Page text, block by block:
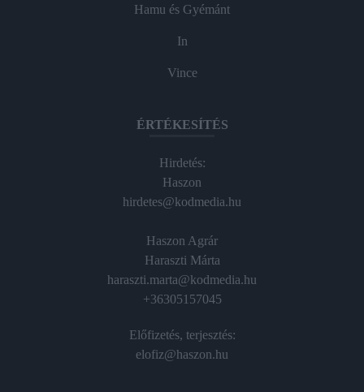
Hamu és Gyémánt
In
Vince
ÉRTÉKESÍTÉS
Hirdetés:
Haszon
hirdetes@kodmedia.hu
Haszon Agrár
Haraszti Márta
haraszti.marta@kodmedia.hu
+36305157045
Előfizetés, terjesztés:
elofiz@haszon.hu